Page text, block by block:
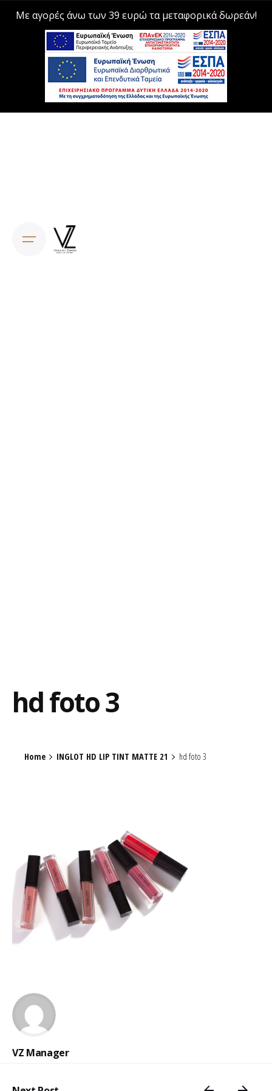
Με αγορές άνω των 39 ευρώ τα μεταφορικά δωρεάν!
hd foto 3
Home INGLOT HD LIP TINT MATTE 21 hd foto 3
VZ Manager